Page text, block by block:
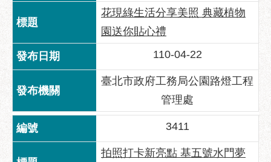
網
資
料
放
告
隱
私
花現綠生活分享美照 典藏植物
園送你貼心禮
110-04-22
臺北市政府工務局公園路燈工程
管理處
3411
拍照打卡新亮點 基五號水門夢